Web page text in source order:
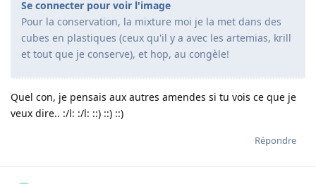
Se connecter pour voir l'image
Pour la conservation, la mixture moi je la met dans des
cubes en plastiques (ceux qu'il y a avec les artemias, krill
et tout que je conserve), et hop, au congèle!
Quel con, je pensais aux autres amendes si tu vois ce que je
veux dire.. :/l: :/l: ::) ::) ::)
Répondre